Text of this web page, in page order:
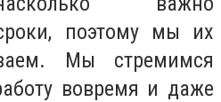
поэтому мы их
Мы стремимся
вовремя и даже